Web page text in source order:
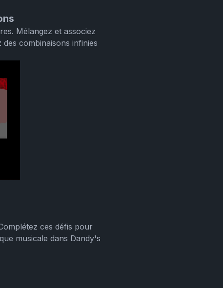
Mélangez et associez
combinaisons infinies
ces défis pour
musicale dans Dandy's